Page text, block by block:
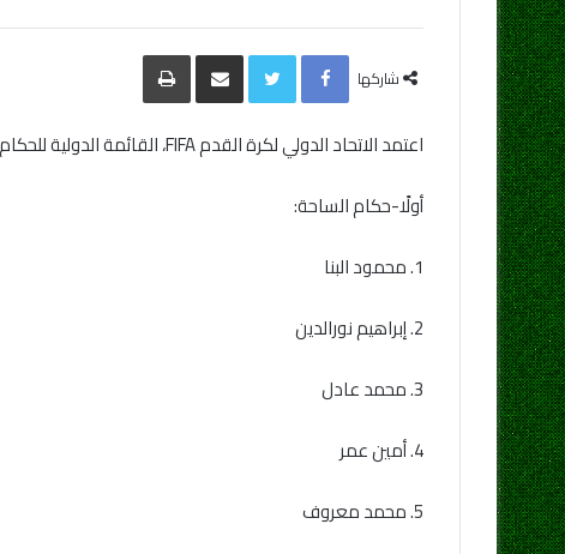
شاركها
Facebook
Twitter مشاركة
البريد
طباعة
اعتمد الاتحاد الدولي لكرة القدم FIFA، القائمة الدولية للحكام المصريين، لهذا الموسم على النحو التالي:
أولًا-حكام الساحة:
1. محمود البنا
2. إبراهيم نورالدين
3. محمد عادل
4. أمين عمر
5. محمد معروف